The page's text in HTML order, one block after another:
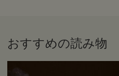
おすすめの読み物